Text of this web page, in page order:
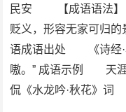
民安 【成语语法】：
贬义，形容无家可归
语成语出处 《诗经·
嗷。” 成语示例 天涯
侃《水龙吟·秋花》词